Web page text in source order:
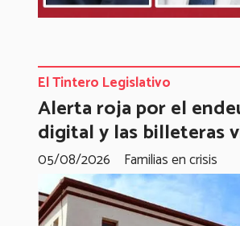
Alerta roja por el
digital y las billeteras
Familias en crisis
El Tintero Legislativo
05/08/2026